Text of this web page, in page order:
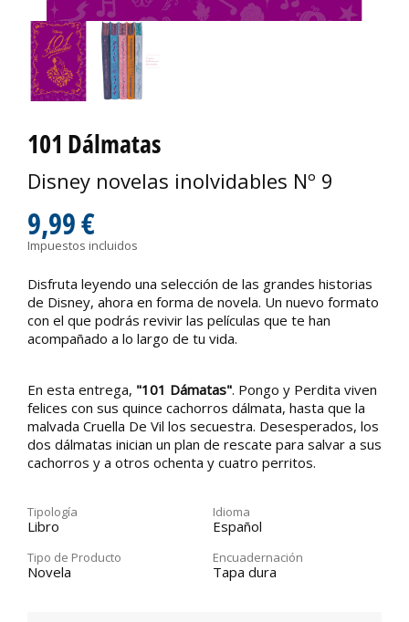
101 Dálmatas
Disney novelas inolvidables Nº 9
9,99 €
Impuestos incluidos
Disfruta leyendo una selección de las grandes historias
de Disney, ahora en forma de novela. Un nuevo formato
con el que podrás revivir las películas que te han
acompañado a lo largo de tu vida.
En esta entrega, "101 Dámatas". Pongo y Perdita viven
felices con sus quince cachorros dálmata, hasta que la
malvada Cruella De Vil los secuestra. Desesperados, los
dos dálmatas inician un plan de rescate para salvar a sus
cachorros y a otros ochenta y cuatro perritos.
Tipología
Libro
Idioma
Español
Tipo de Producto
Novela
Encuadernación
Tapa dura